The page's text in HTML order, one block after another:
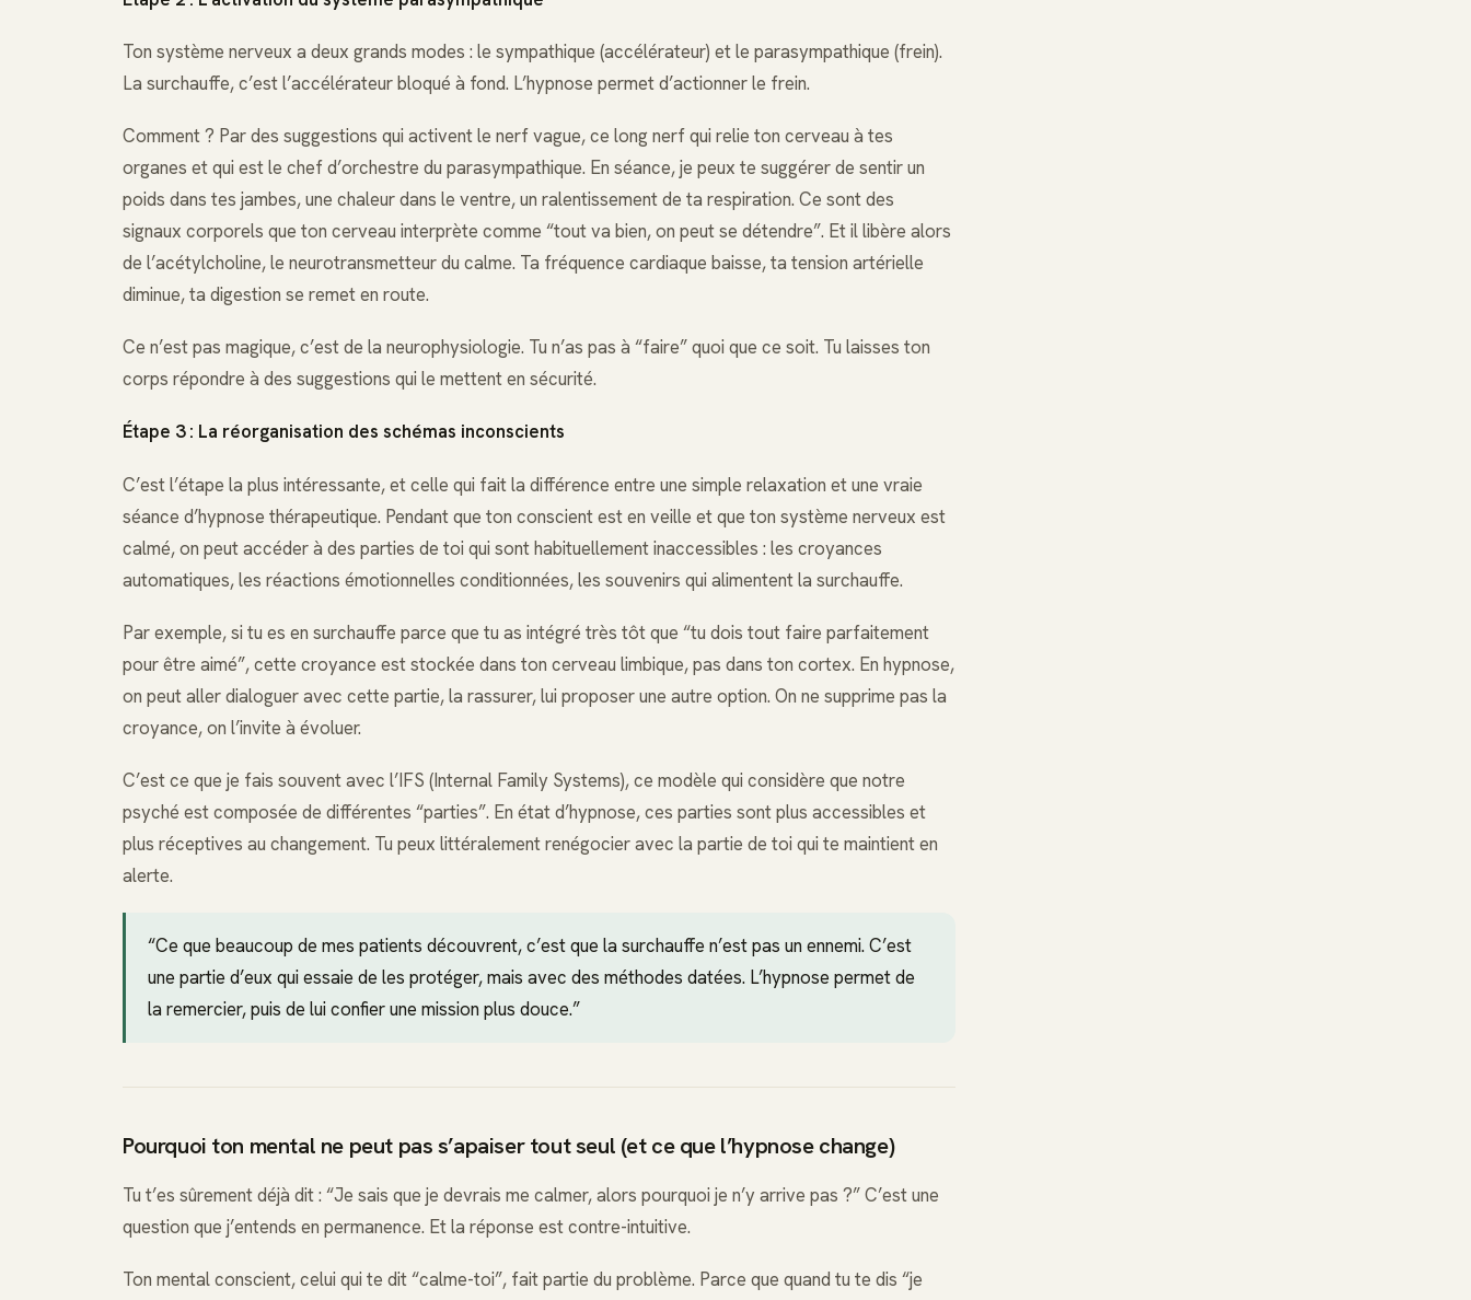
Ton système nerveux a deux grands modes : le sympathique (accélérateur) et le parasympathique (frein).
La surchauffe, c’est l’accélérateur bloqué à fond. L’hypnose permet d’actionner le frein.
Comment ? Par des suggestions qui activent le nerf vague, ce long nerf qui relie ton cerveau à tes
organes et qui est le chef d’orchestre du parasympathique. En séance, je peux te suggérer de sentir un
poids dans tes jambes, une chaleur dans le ventre, un ralentissement de ta respiration. Ce sont des
signaux corporels que ton cerveau interprète comme “tout va bien, on peut se détendre”. Et il libère alors
de l’acétylcholine, le neurotransmetteur du calme. Ta fréquence cardiaque baisse, ta tension artérielle
diminue, ta digestion se remet en route.
Ce n’est pas magique, c’est de la neurophysiologie. Tu n’as pas à “faire” quoi que ce soit. Tu laisses ton
corps répondre à des suggestions qui le mettent en sécurité.
Étape 3 : La réorganisation des schémas inconscients
C’est l’étape la plus intéressante, et celle qui fait la différence entre une simple relaxation et une vraie
séance d’hypnose thérapeutique. Pendant que ton conscient est en veille et que ton système nerveux est
calmé, on peut accéder à des parties de toi qui sont habituellement inaccessibles : les croyances
automatiques, les réactions émotionnelles conditionnées, les souvenirs qui alimentent la surchauffe.
Par exemple, si tu es en surchauffe parce que tu as intégré très tôt que “tu dois tout faire parfaitement
pour être aimé”, cette croyance est stockée dans ton cerveau limbique, pas dans ton cortex. En hypnose,
on peut aller dialoguer avec cette partie, la rassurer, lui proposer une autre option. On ne supprime pas la
croyance, on l’invite à évoluer.
C’est ce que je fais souvent avec l’IFS (Internal Family Systems), ce modèle qui considère que notre
psyché est composée de différentes “parties”. En état d’hypnose, ces parties sont plus accessibles et
plus réceptives au changement. Tu peux littéralement renégocier avec la partie de toi qui te maintient en
alerte.
“Ce que beaucoup de mes patients découvrent, c’est que la surchauffe n’est pas un ennemi. C’est
une partie d’eux qui essaie de les protéger, mais avec des méthodes datées. L’hypnose permet de
la remercier, puis de lui confier une mission plus douce.”
Pourquoi ton mental ne peut pas s’apaiser tout seul (et ce que l’hypnose change)
Tu t’es sûrement déjà dit : “Je sais que je devrais me calmer, alors pourquoi je n’y arrive pas ?” C’est une
question que j’entends en permanence. Et la réponse est contre-intuitive.
Ton mental conscient, celui qui te dit “calme-toi”, fait partie du problème. Parce que quand tu te dis “je